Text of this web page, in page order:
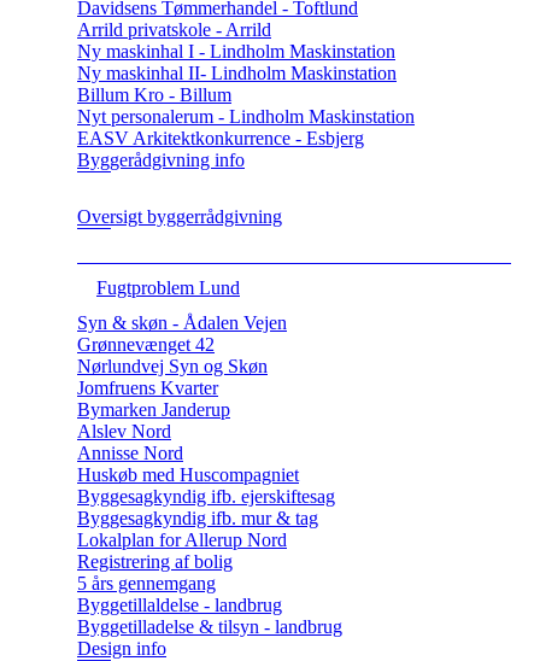
Davidsens Tømmerhandel - Toftlund
Arrild privatskole - Arrild
Ny maskinhal I - Lindholm Maskinstation
Ny maskinhal II- Lindholm Maskinstation
Billum Kro - Billum
Nyt personalerum - Lindholm Maskinstation
EASV Arkitektkonkurrence - Esbjerg
Byggerådgivning info
Oversigt byggerrådgivning
Fugtproblem Lund
Syn & skøn - Ådalen Vejen
Grønnevænget 42
Nørlundvej Syn og Skøn
Jomfruens Kvarter
Bymarken Janderup
Alslev Nord
Annisse Nord
Huskøb med Huscompagniet
Byggesagkyndig ifb. ejerskiftesag
Byggesagkyndig ifb. mur & tag
Lokalplan for Allerup Nord
Registrering af bolig
5 års gennemgang
Byggetillaldelse - landbrug
Byggetilladelse & tilsyn - landbrug
Design info